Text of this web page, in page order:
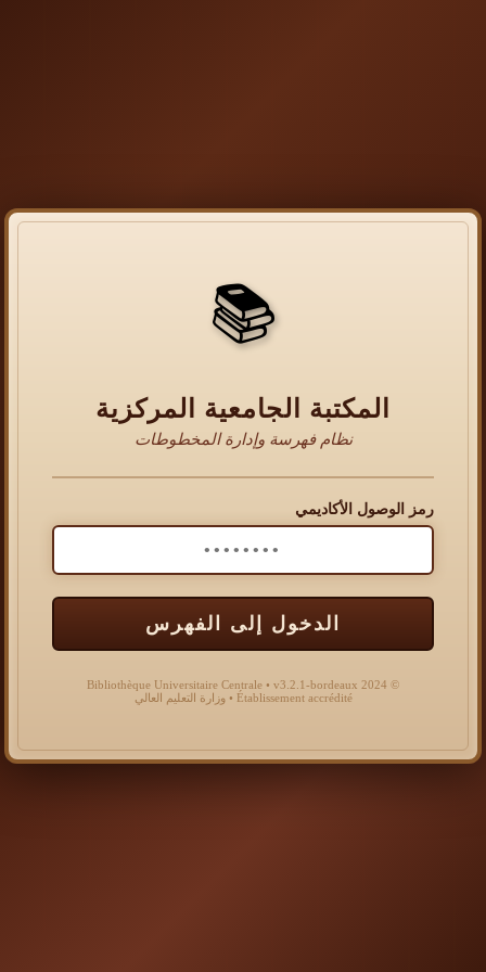
📚
المكتبة الجامعية المركزية
نظام فهرسة وإدارة المخطوطات
رمز الوصول الأكاديمي
الدخول إلى الفهرس
© 2024 Bibliothèque Universitaire Centrale • v3.2.1-bordeaux
Établissement accrédité • وزارة التعليم العالي